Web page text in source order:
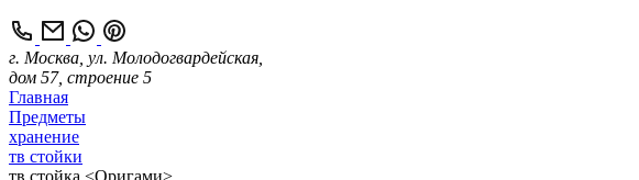
г. Москва, ул. Молодогвардейская,
дом 57, строение 5
Главная
Предметы
хранение
тв стойки
тв стойка <Оригами>